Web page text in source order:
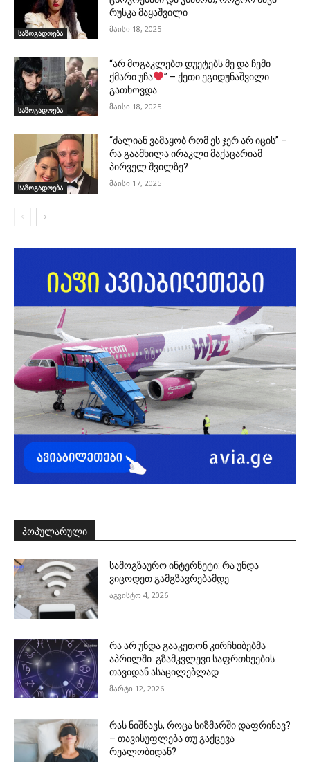
საზოგადოება
რუსკა მაყაშვილი
მაისი 18, 2025
საზოგადოება
“არ მოგაკლებთ დუეტებს მე და ჩემი
ქმარი უჩა
” – ქეთი ეგიდუნაშვილი
გათხოვდა
მაისი 18, 2025
საზოგადოება
“ძალიან ვამაყობ რომ ეს ჯერ არ იცის” –
რა გაამხილა ირაკლი მაქაცარიამ
პირველ შვილზე?
მაისი 17, 2025
ᲞᲝᲞᲣᲚᲐᲠᲣᲚᲘ
სამოგზაურო ინტერნეტი: რა უნდა
ვიცოდეთ გამგზავრებამდე
აგვისტო 4, 2026
რა არ უნდა გააკეთონ კირჩხიბებმა
აპრილში: გზამკვლევი საფრთხეების
თავიდან ასაცილებლად
მარტი 12, 2026
რას ნიშნავს, როცა სიზმარში დაფრინავ?
– თავისუფლება თუ გაქცევა
რეალობიდან?